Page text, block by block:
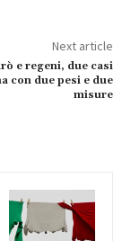
Next article
e regeni, due casi
con due pesi e due
misure